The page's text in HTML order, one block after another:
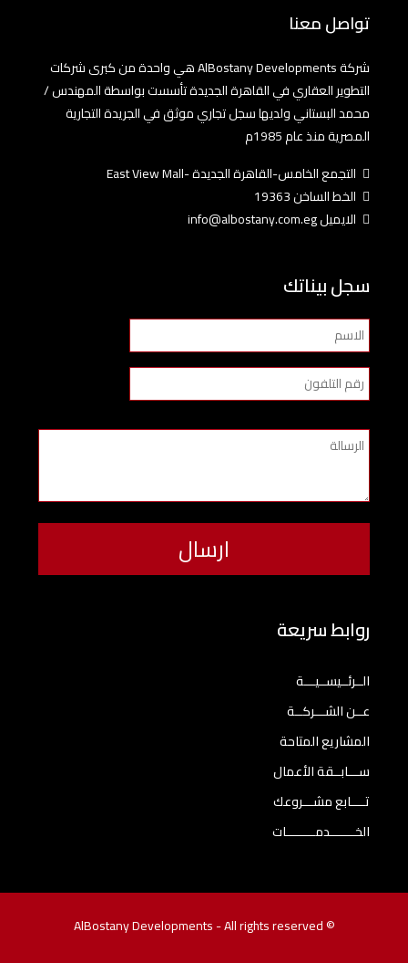
تواصل معنا
شركة AlBostany Developments هي واحدة من كبرى شركات
التطوير العقاري في القاهرة الجديدة تأسست بواسطة المهندس /
محمد البستاني ولديها سجل تجاري موثق في الجريدة التجارية
المصرية منذ عام 1985م
التجمع الخامس-القاهرة الجديدة -East View Mall
الخط الساخن 19363
الايميل info@albostany.com.eg
سجل بيناتك
روابط سريعة
الــرئــيســيـــة
عــن الشـــركــة
المشاريع المتاحة
ســـابــقة الأعمال
تــــابع مشـــروعك
الخـــــــدمــــــــات
© AlBostany Developments - All rights reserved